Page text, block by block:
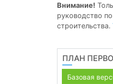
Внимание!
руководство
строительства.
ПЛАН
Базовая